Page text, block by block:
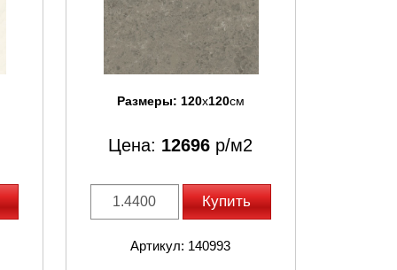
Размеры: 120x120см
Цена: 12696 р/м2
Купить
Артикул: 140993